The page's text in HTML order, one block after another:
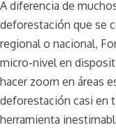
A diferencia de
deforestación que se
regional o nacional,
micro-nivel en
hacer zoom en áreas
deforestación casi en
herramienta